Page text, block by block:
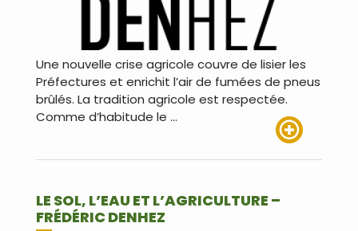
Une nouvelle crise agricole couvre de lisier les
Préfectures et enrichit l’air de fumées de pneus
brûlés. La tradition agricole est respectée.
Comme d’habitude le …
LE SOL, L’EAU ET L’AGRICULTURE –
FRÉDÉRIC DENHEZ